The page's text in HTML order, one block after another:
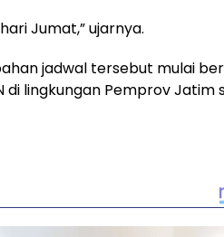
Jumat,” ujarnya.
jadwal tersebut mulai
di lingkungan Pemprov Jatim